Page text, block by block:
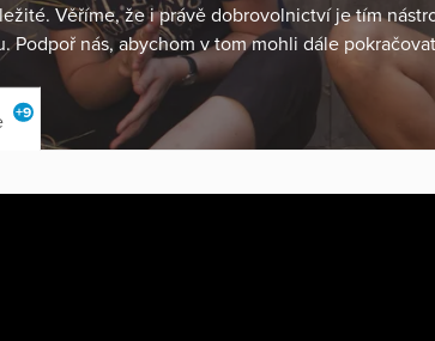
Věříme, že i právě dobrovolnictví je tím
Podpoř nás, abychom v tom mohli dále
+9